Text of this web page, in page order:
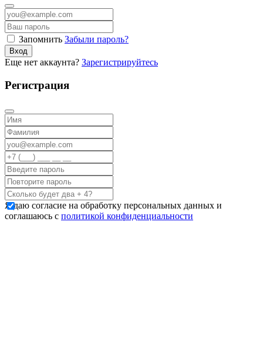
Запомнить Забыли пароль?
Вход
Еще нет аккаунта? Зарегистрируйтесь
Регистрация
Я даю согласие на обработку персональных данных и
соглашаюсь с политикой конфиденциальности